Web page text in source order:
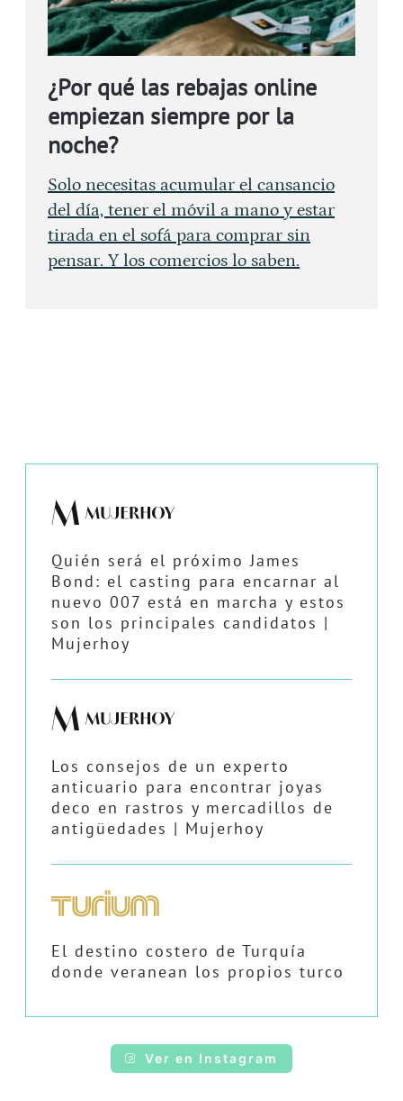
¿Por qué las rebajas online
empiezan siempre por la
noche?
Solo necesitas acumular el cansancio
del día, tener el móvil a mano y estar
tirada en el sofá para comprar sin
pensar. Y los comercios lo saben.
Quién será el próximo James
Bond: el casting para encarnar al
nuevo 007 está en marcha y estos
son los principales candidatos |
Mujerhoy
Los consejos de un experto
anticuario para encontrar joyas
deco en rastros y mercadillos de
antigüedades | Mujerhoy
El destino costero de Turquía
donde veranean los propios turco
Ver en Instagram